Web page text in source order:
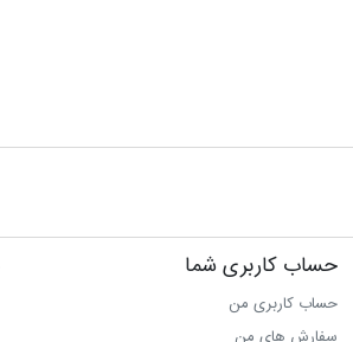
حساب کاربری شما
حساب کاربری من